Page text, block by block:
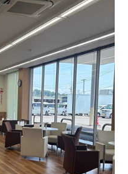
カタ
リコ
お問